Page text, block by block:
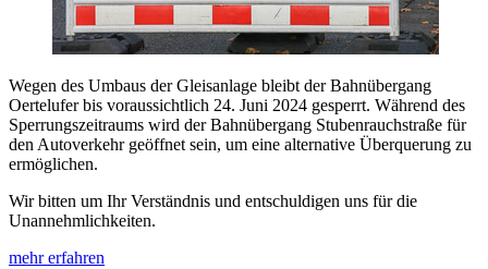
Wegen des Umbaus der Gleisanlage bleibt der Bahnübergang
Oertelufer bis voraussichtlich 24. Juni 2024 gesperrt. Während des
Sperrungszeitraums wird der Bahnübergang Stubenrauchstraße für
den Autoverkehr geöffnet sein, um eine alternative Überquerung zu
ermöglichen.
Wir bitten um Ihr Verständnis und entschuldigen uns für die
Unannehmlichkeiten.
mehr erfahren